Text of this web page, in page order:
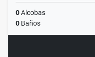
0Alcobas
0 Baños